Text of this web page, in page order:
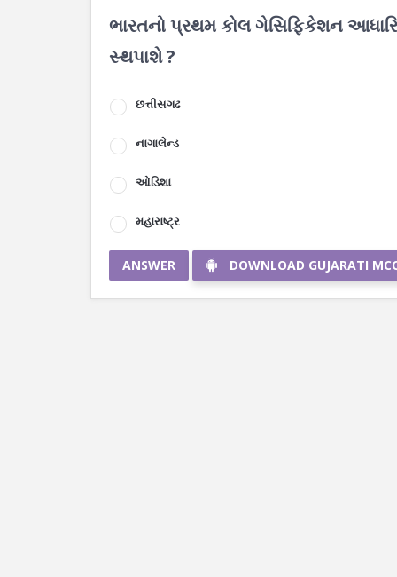
ભારતનો પ્રથમ કોલ ગેસિફિકેશન
સ્થપાશે ?
છત્તીસગઢ
નાગાલેન્ડ
ઓડિશા
મહારાષ્ટ્ર
ANSWER DOWNLOAD GUJARATI